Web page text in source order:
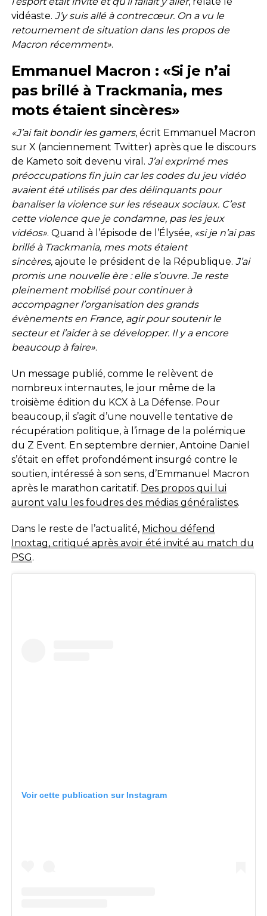
vidéaste. J’y suis allé à contrecœur. On a vu le
retournement de situation dans les propos de
Macron récemment».
Emmanuel Macron : «Si je n’ai
pas brillé à Trackmania, mes
mots étaient sincères»
«J’ai fait bondir les gamers, écrit Emmanuel Macron
sur X (anciennement Twitter) après que le discours
de Kameto soit devenu viral. J’ai exprimé mes
préoccupations fin juin car les codes du jeu vidéo
avaient été utilisés par des délinquants pour
banaliser la violence sur les réseaux sociaux. C’est
cette violence que je condamne, pas les jeux
vidéos». Quand à l’épisode de l’Élysée, «si je n’ai pas
brillé à Trackmania, mes mots étaient
sincères, ajoute le président de la République. J’ai
promis une nouvelle ère : elle s’ouvre. Je reste
pleinement mobilisé pour continuer à
accompagner l’organisation des grands
évènements en France, agir pour soutenir le
secteur et l’aider à se développer. Il y a encore
beaucoup à faire».
Un message publié, comme le relèvent de
nombreux internautes, le jour même de la
troisième édition du KCX à La Défense. Pour
beaucoup, il s’agit d’une nouvelle tentative de
récupération politique, à l’image de la polémique
du Z Event. En septembre dernier, Antoine Daniel
s’était en effet profondément insurgé contre le
soutien, intéressé à son sens, d’Emmanuel Macron
après le marathon caritatif. Des propos qui lui
auront valu les foudres des médias généralistes.
Dans le reste de l’actualité, Michou défend
Inoxtag, critiqué après avoir été invité au match du
PSG.
Voir cette publication sur Instagram